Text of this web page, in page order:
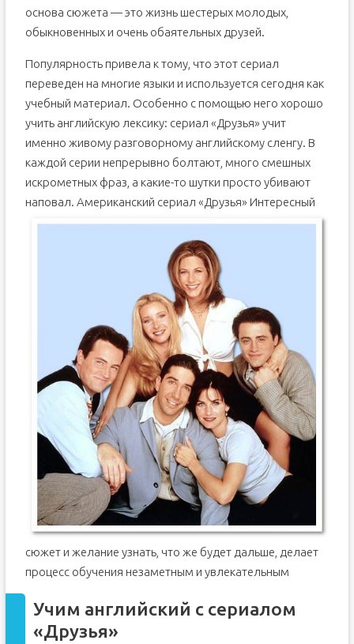
основа сюжета — это жизнь шестерых молодых,
обыкновенных и очень обаятельных друзей.
Популярность привела к тому, что этот сериал
переведен на многие языки и используется сегодня как
учебный материал. Особенно с помощью него хорошо
учить английскую лексику: сериал «Друзья» учит
именно живому разговорному английскому сленгу. В
каждой серии непрерывно болтают, много смешных
искрометных фраз, а какие-то шутки просто убивают
наповал. Американский сериал «Друзья» Интересный
сюжет и желание узнать, что же будет дальше, делает
процесс обучения незаметным и увлекательным
Учим английский с сериалом
«Друзья»